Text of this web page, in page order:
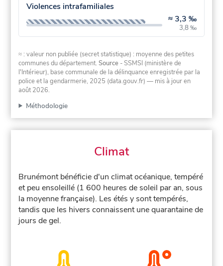
Violences intrafamiliales
≈ 3,3 ‰
3,8 ‰
≈ : valeur non publiée (secret statistique) : moyenne des petites
communes du département.Source - SSMSI (ministère de
l'Intérieur), base communale de la délinquance enregistrée par la
police et la gendarmerie, 2025 (data.gouv.fr) — mis à jour en
août 2026.
Méthodologie
Climat
Brunémont bénéficie d'un climat océanique, tempéré
et peu ensoleillé (1 600 heures de soleil par an, sous
la moyenne française). Les étés y sont tempérés,
tandis que les hivers connaissent une quarantaine de
jours de gel.